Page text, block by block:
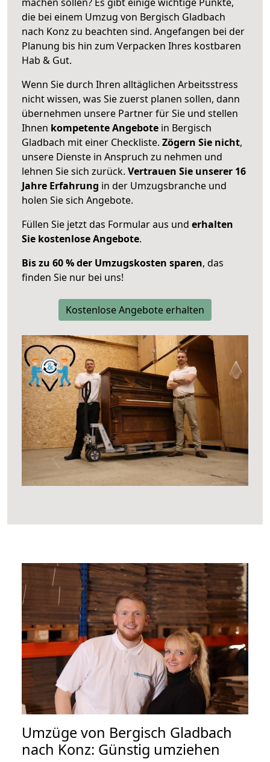
die bei einem Umzug von Bergisch Gladbach
nach Konz zu beachten sind. Angefangen bei der
Planung bis hin zum Verpacken Ihres kostbaren
Hab & Gut.
Wenn Sie durch Ihren alltäglichen Arbeitsstress
nicht wissen, was Sie zuerst planen sollen, dann
übernehmen unsere Partner für Sie und stellen
Ihnen kompetente Angebote in Bergisch
Gladbach mit einer Checkliste. Zögern Sie nicht,
unsere Dienste in Anspruch zu nehmen und
lehnen Sie sich zurück. Vertrauen Sie unserer 16
Jahre Erfahrung in der Umzugsbranche und
holen Sie sich Angebote.
Füllen Sie jetzt das Formular aus und erhalten
Sie kostenlose Angebote.
Bis zu 60 % der Umzugskosten sparen, das
finden Sie nur bei uns!
Kostenlose Angebote erhalten
Umzüge von Bergisch Gladbach
nach Konz: Günstig umziehen